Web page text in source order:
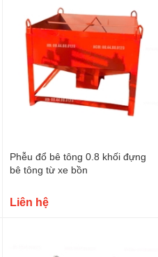
Phễu đổ bê tông 0.8 khối đựng
bê tông từ xe bồn
Liên hệ